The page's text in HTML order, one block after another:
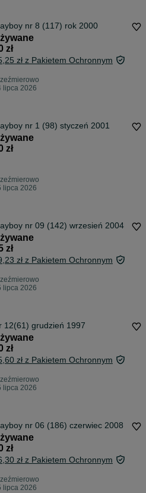
nr 8 (117) rok 2000
zł
zł z Pakietem Ochronnym
lipca 2026
nr 1 (98) styczeń 2001
zł
lipca 2026
nr 09 (142) wrzesień 2004
zł
zł z Pakietem Ochronnym
lipca 2026
12(61) grudzień 1997
zł
zł z Pakietem Ochronnym
lipca 2026
nr 06 (186) czerwiec 2008
zł
zł z Pakietem Ochronnym
lipca 2026